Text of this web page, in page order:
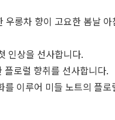
롱차 향이 고요한 봄날
인상을 선사합니다.
로럴 향취를 선사합니다.
이루어 미들 노트의 플